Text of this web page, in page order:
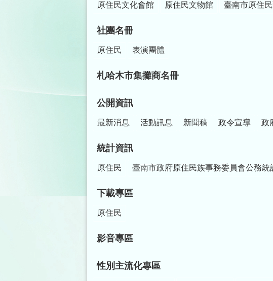
原住民文化會館 原住民文物館 臺南市原住
社團名冊
原住民 表演團體
札哈木市集攤商名冊
公開資訊
最新消息 活動訊息 新聞稿 政令宣導 政
統計資訊
原住民 臺南市政府原住民族事務委員會公務統
下載專區
原住民
影音專區
性別主流化專區